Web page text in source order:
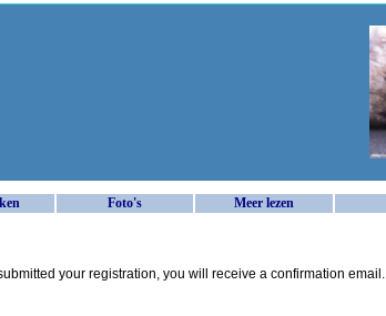
Foto's Meer lezen
your registration, you will receive a confirmation email.